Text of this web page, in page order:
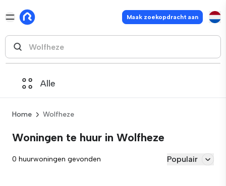
Maak zoekopdracht aan
Alle
Home Wolfheze
Woningen te huur in Wolfheze
0 huurwoningen gevonden Populair